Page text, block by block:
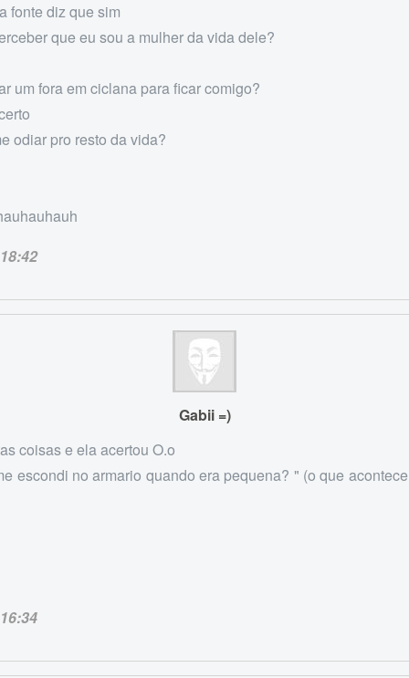
fonte diz que sim
que eu sou a mulher da vida dele?
um fora em ciclana para ficar comigo?
odiar pro resto da vida?
18:42
Gabii =)
coisas e ela acertou O.o
escondi no armario quando era pequena? " (o que
16:34